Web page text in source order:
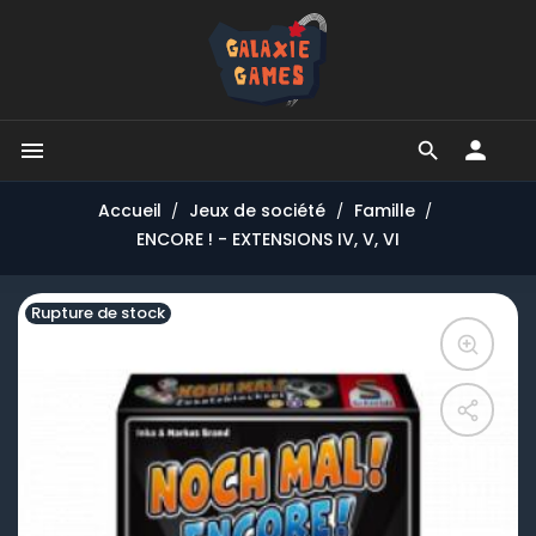


Accueil Jeux de société
Famille
ENCORE ! - EXTENSIONS IV, V, VI
Rupture de stock